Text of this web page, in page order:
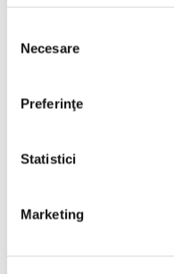
consimțământului
Necesare
Preferinţe
Statistici
Marketing
pe un scaun, a
pentru 3,1
Continuă lectura >